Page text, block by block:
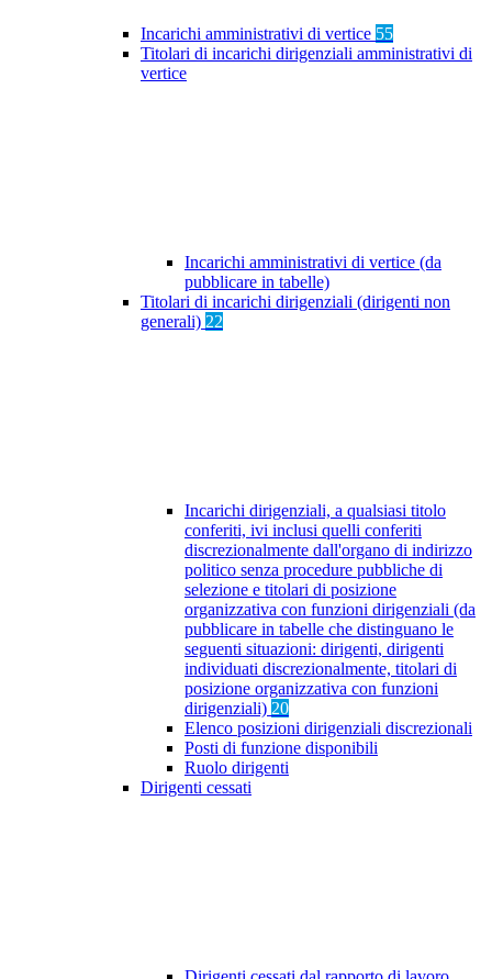
Incarichi amministrativi di vertice 55
Titolari di incarichi dirigenziali amministrativi di
vertice
Incarichi amministrativi di vertice (da
pubblicare in tabelle)
Titolari di incarichi dirigenziali (dirigenti non
generali) 22
Incarichi dirigenziali, a qualsiasi titolo
conferiti, ivi inclusi quelli conferiti
discrezionalmente dall'organo di indirizzo
politico senza procedure pubbliche di
selezione e titolari di posizione
organizzativa con funzioni dirigenziali (da
pubblicare in tabelle che distinguano le
seguenti situazioni: dirigenti, dirigenti
individuati discrezionalmente, titolari di
posizione organizzativa con funzioni
dirigenziali) 20
Elenco posizioni dirigenziali discrezionali
Posti di funzione disponibili
Ruolo dirigenti
Dirigenti cessati